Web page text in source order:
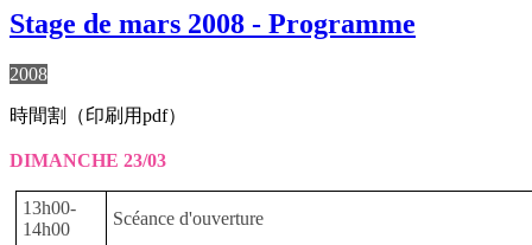
Stage de mars 2008 - Programme
2008
時間割（印刷用pdf）
DIMANCHE 23/03
13h00-
14h00
Scéance d'ouverture